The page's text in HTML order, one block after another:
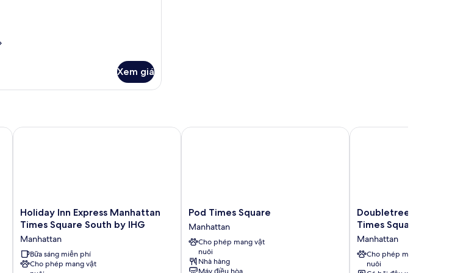
Xem giá
by IHG
Holiday
Inn
Manhattan
Times
Square
Holiday Inn Express Manhattan
Times Square South by IHG
Manhattan
Bữa sáng miễn phí
Cho phép mang vật
Holiday Inn Express Manhattan Times Square South by IHG
Pod
Times
Square
Manhattan
Pod Times Square
Manhattan
Cho phép mang vật
nuôi
Nhà hàng
Pod Times Square
Doubletree
by
New
York
Times
Doubletree by
Times Square South
Manhattan
Cho phép mang vật
nuôi
Doubletree by Hilton